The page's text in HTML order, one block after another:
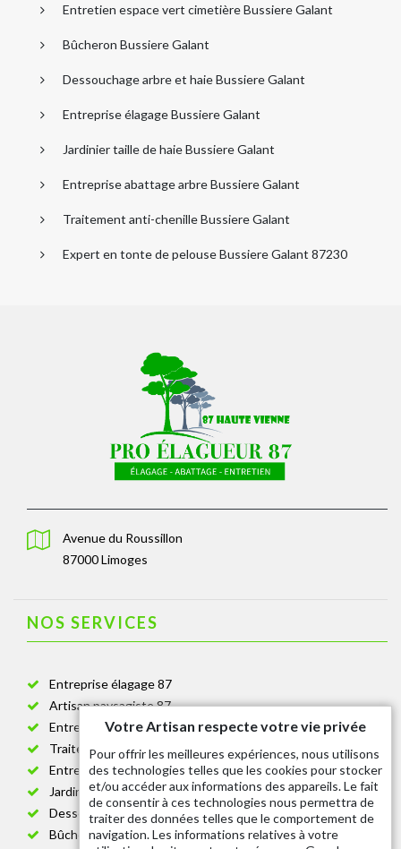
Entretien espace vert cimetière Bussiere Galant
Bûcheron Bussiere Galant
Dessouchage arbre et haie Bussiere Galant
Entreprise élagage Bussiere Galant
Jardinier taille de haie Bussiere Galant
Entreprise abattage arbre Bussiere Galant
Traitement anti-chenille Bussiere Galant
Expert en tonte de pelouse Bussiere Galant 87230
Avenue du Roussillon
87000 Limoges
NOS SERVICES
Entreprise élagage 87
Artisan paysagiste 87
Entreprise de jardinage 87
Traitement anti-chenille 87
Entreprise abattage arbre 87
Jardinier taille de haie 87
Dessouchage arbre et haie 87
Bûcheron 87
Votre Artisan respecte votre vie privée
Pour offrir les meilleures expériences, nous utilisons
des technologies telles que les cookies pour stocker
et/ou accéder aux informations des appareils. Le fait
de consentir à ces technologies nous permettra de
traiter des données telles que le comportement de
navigation. Les informations relatives à votre